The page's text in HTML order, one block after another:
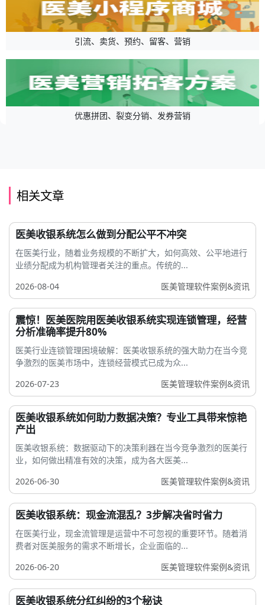
引流、卖货、预约、留客、营销
优惠拼团、裂变分销、发券营销
相关文章
医美收银系统怎么做到分配公平不冲突
在医美行业，随着业务规模的不断扩大，如何高效、公平地进行
业绩分配成为机构管理者关注的重点。传统的...
2026-08-04
医美管理软件案例&资讯
震惊！医美医院用医美收银系统实现连锁管理，经营
分析准确率提升80%
医美行业连锁管理困境破解：医美收银系统的强大助力在当今竞
争激烈的医美市场中，连锁经营模式已成为众...
2026-07-23
医美管理软件案例&资讯
医美收银系统如何助力数据决策？专业工具带来惊艳
产出
医美收银系统：数据驱动下的决策利器在当今竞争激烈的医美行
业，如何做出精准有效的决策，成为各大医美...
2026-06-30
医美管理软件案例&资讯
医美收银系统：现金流混乱？3步解决省时省力
在医美行业，现金流管理是运营中不可忽视的重要环节。随着消
费者对医美服务的需求不断增长，企业面临的...
2026-06-20
医美管理软件案例&资讯
医美收银系统分红纠纷的3个秘诀